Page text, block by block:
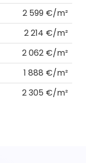
2 599 €/m²
2 214 €/m²
2 062 €/m²
1 888 €/m²
2 305 €/m²